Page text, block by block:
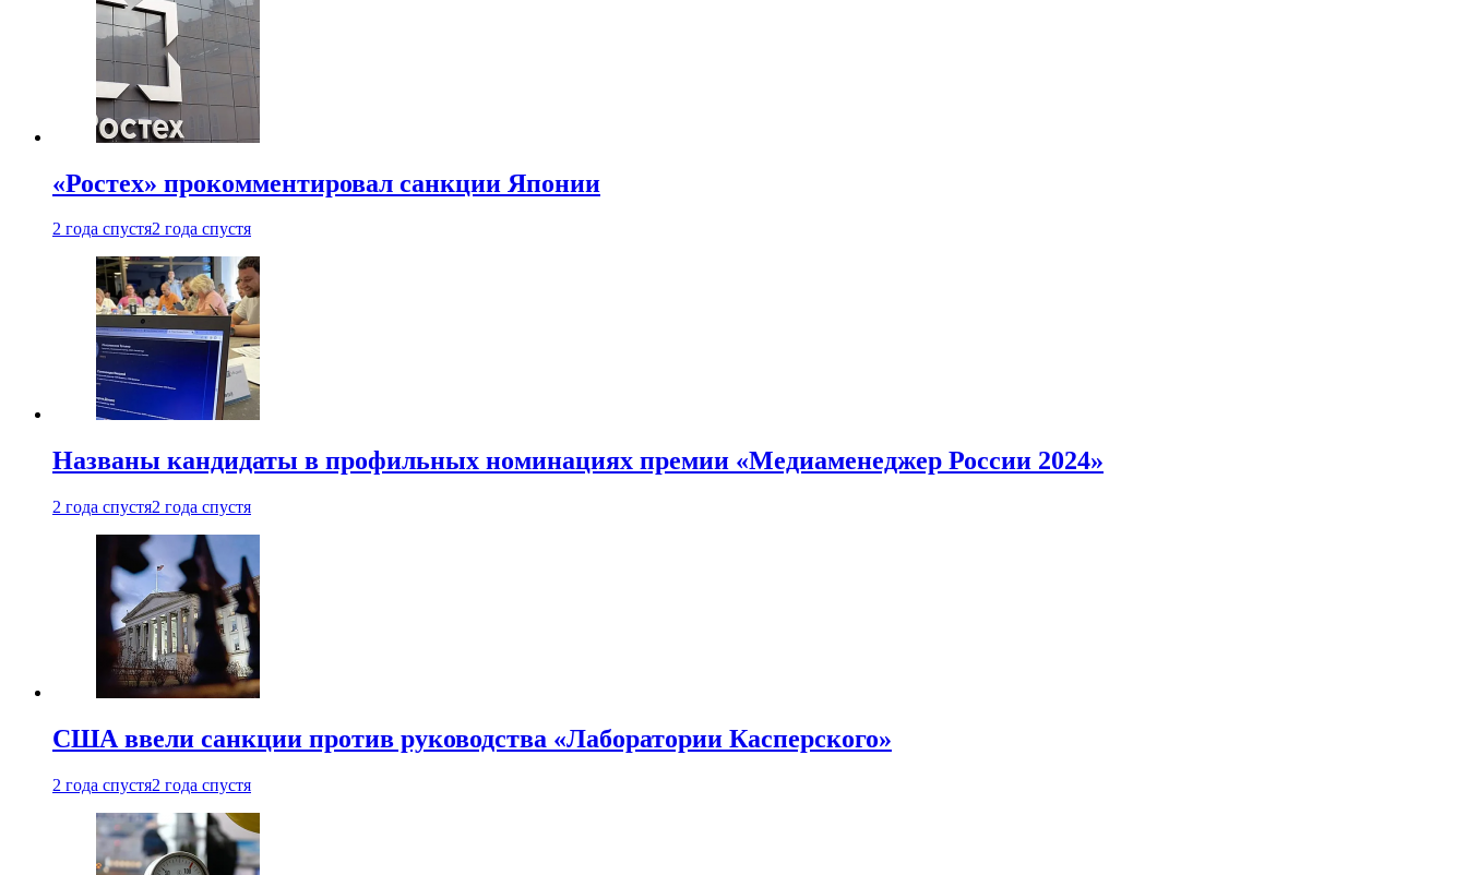
«Ростех» прокомментировал санкции Японии
2 года спустя2 года спустя
Названы кандидаты в профильных номинациях премии «Медиаменеджер России 2024»
2 года спустя2 года спустя
США ввели санкции против руководства «Лаборатории Касперского»
2 года спустя2 года спустя